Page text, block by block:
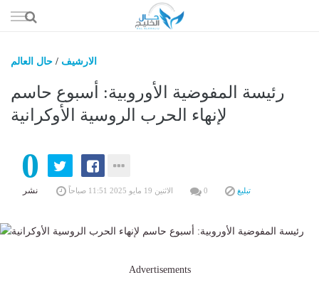
الى
الارشيف / حال العالم
رئيسة المفوضية الأوروبية: أسبوع حاسم
لإنهاء الحرب الروسية الأوكرانية
0
نشر الاثنين 19 مايو 2025 11:51 صباحاً 0 تبليغ
Advertisements
حال
حال
حال الثقافة والفن